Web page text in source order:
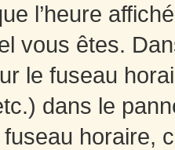
l’heure
vous êtes.
le fuseau
dans le
horaire,